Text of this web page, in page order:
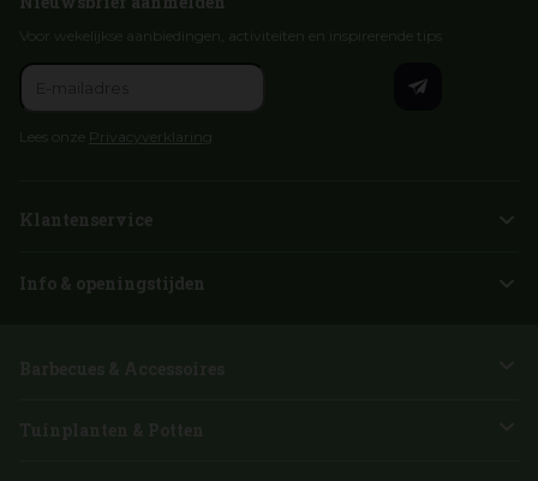
Voor wekelijkse aanbiedingen, activiteiten en inspirerende tips
Lees onze Privacyverklaring
Klantenservice
Info & openingstijden